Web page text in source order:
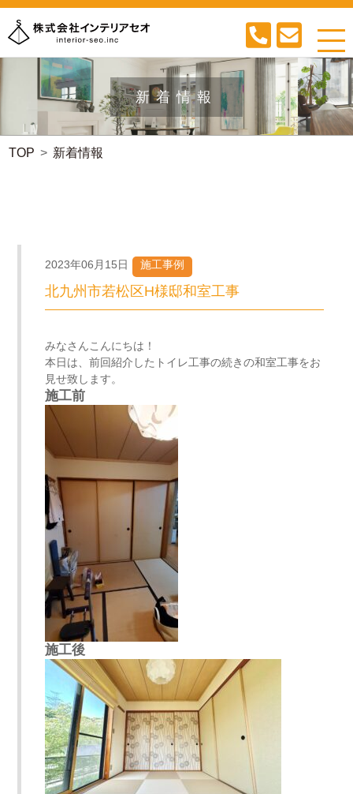
新着情報
TOP 新着情報
2023年06月15日 施工事例
北九州市若松区H様邸和室工事
みなさんこんにちは！
本日は、前回紹介したトイレ工事の続きの和室工事をお
見せ致します。
施工前
施工後